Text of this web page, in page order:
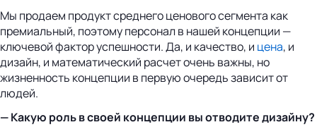
Мы продаем продукт среднего ценового сегмента как
премиальный, поэтому персонал в нашей концепции —
ключевой фактор успешности. Да, и качество, и цена, и
дизайн, и математический расчет очень важны, но
жизненность концепции в первую очередь зависит от
людей.
— Какую роль в своей концепции вы отводите дизайну?